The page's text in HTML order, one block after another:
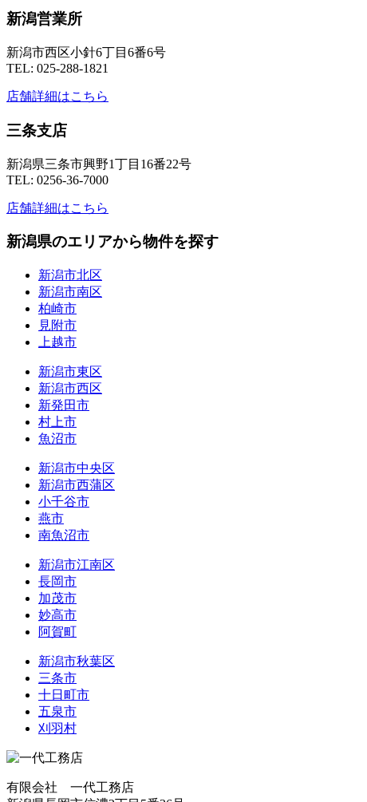
新潟営業所
新潟市西区小針6丁目6番6号
TEL: 025-288-1821
店舗詳細はこちら
三条支店
新潟県三条市興野1丁目16番22号
TEL: 0256-36-7000
店舗詳細はこちら
新潟県のエリアから物件を探す
新潟市北区
新潟市南区
柏崎市
見附市
上越市
新潟市東区
新潟市西区
新発田市
村上市
魚沼市
新潟市中央区
新潟市西蒲区
小千谷市
燕市
南魚沼市
新潟市江南区
長岡市
加茂市
妙高市
阿賀町
新潟市秋葉区
三条市
十日町市
五泉市
刈羽村
有限会社 一代工務店